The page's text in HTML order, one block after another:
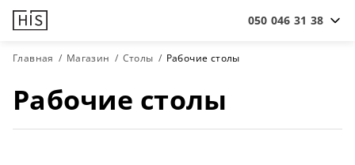
050 046 31 38
Главная Магазин Столы Рабочие столы
Рабочие столы